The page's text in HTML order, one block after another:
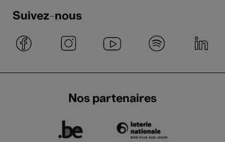
Suivez-nous
Nos partenaires